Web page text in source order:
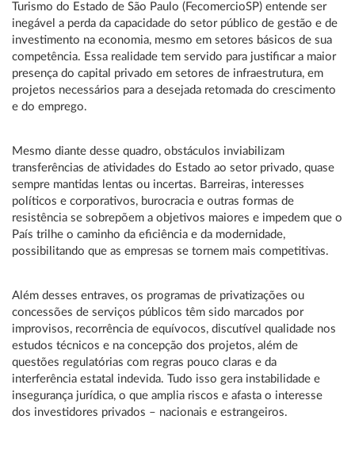
Turismo do Estado de São Paulo (FecomercioSP) entende ser
inegável a perda da capacidade do setor público de gestão e de
investimento na economia, mesmo em setores básicos de sua
competência. Essa realidade tem servido para justificar a maior
presença do capital privado em setores de infraestrutura, em
projetos necessários para a desejada retomada do crescimento
e do emprego.
Mesmo diante desse quadro, obstáculos inviabilizam
transferências de atividades do Estado ao setor privado, quase
sempre mantidas lentas ou incertas. Barreiras, interesses
políticos e corporativos, burocracia e outras formas de
resistência se sobrepõem a objetivos maiores e impedem que o
País trilhe o caminho da eficiência e da modernidade,
possibilitando que as empresas se tornem mais competitivas.
Além desses entraves, os programas de privatizações ou
concessões de serviços públicos têm sido marcados por
improvisos, recorrência de equívocos, discutível qualidade nos
estudos técnicos e na concepção dos projetos, além de
questões regulatórias com regras pouco claras e da
interferência estatal indevida. Tudo isso gera instabilidade e
insegurança jurídica, o que amplia riscos e afasta o interesse
dos investidores privados – nacionais e estrangeiros.